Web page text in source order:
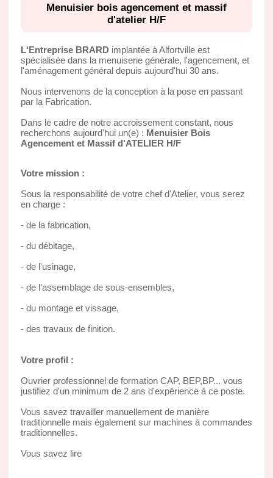
Menuisier bois agencement et massif
d'atelier H/F
L'Entreprise BRARDimplantée à Alfortville est
spécialisée dans la menuiserie générale, l'agencement, et
l'aménagement général depuis aujourd'hui 30 ans.
Nous intervenons de la conception à la pose en passant
par la Fabrication.
Dans le cadre de notre accroissement constant, nous
recherchons aujourd'hui un(e) : Menuisier Bois
Agencement et Massif d'ATELIER H/F
Votre mission :
Sous la responsabilité de votre chef d'Atelier, vous serez
en charge :
- de la fabrication,
- du débitage,
- de l'usinage,
- de l'assemblage de sous-ensembles,
- du montage et vissage,
- des travaux de finition.
Votre profil :
Ouvrier professionnel de formation CAP, BEP,BP... vous
justifiez d'un minimum de 2 ans d'expérience à ce poste.
Vous savez travailler manuellement de manière
traditionnelle mais également sur machines à commandes
traditionnelles.
Vous savez lire